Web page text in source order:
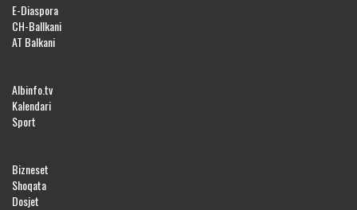
E-Diaspora
CH-Ballkani
AT Balkani
Albinfo.tv
Kalendari
Sport
Bizneset
Shoqata
Dosjet